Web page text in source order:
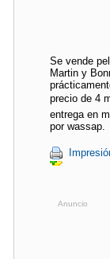
Se vende
Martin y
precio de 4
entrega en
por wassap.
Anuncio